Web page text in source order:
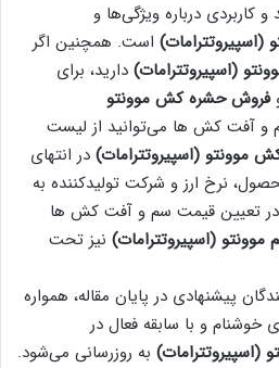
کاربردی درباره ویژگی‌ها و
(اسپیروتترامات) است. همچنین اگر
(اسپیروتترامات) دارید، برای
فروش حشره کش موونتو
و آفت کش ها می‌توانید از لیست
موونتو (اسپیروتترامات) در انتهای
نرخ ارز و شرکت تولیدکننده به
در تعیین قیمت سم و آفت کش ها
(اسپیروتترامات) نیز تحت
پیشنهادی در پایان مقاله، همواره
خوشنام و با سابقه فعال در
به روزرسانی می‌شود.